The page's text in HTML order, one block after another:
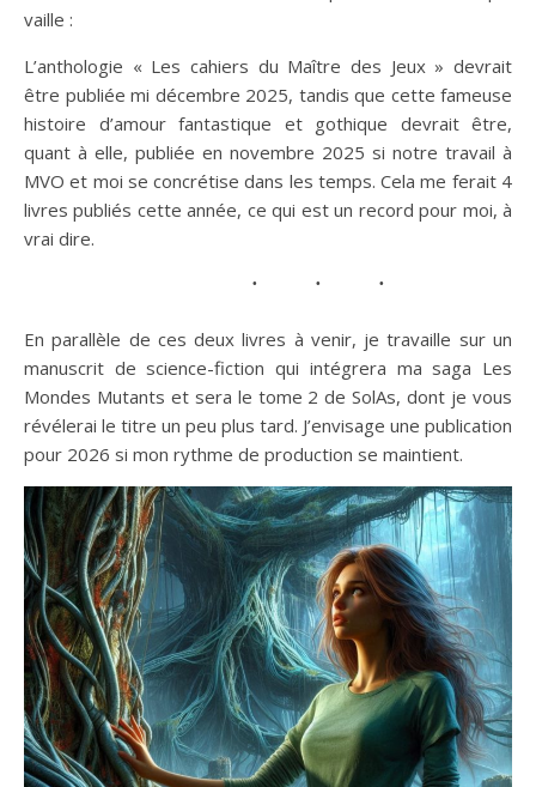
vaille :
L’anthologie « Les cahiers du Maître des Jeux » devrait
être publiée mi décembre 2025, tandis que cette fameuse
histoire d’amour fantastique et gothique devrait être,
quant à elle, publiée en novembre 2025 si notre travail à
MVO et moi se concrétise dans les temps. Cela me ferait 4
livres publiés cette année, ce qui est un record pour moi, à
vrai dire.
En parallèle de ces deux livres à venir, je travaille sur un
manuscrit de science-fiction qui intégrera ma saga Les
Mondes Mutants et sera le tome 2 de SolAs, dont je vous
révélerai le titre un peu plus tard. J’envisage une publication
pour 2026 si mon rythme de production se maintient.